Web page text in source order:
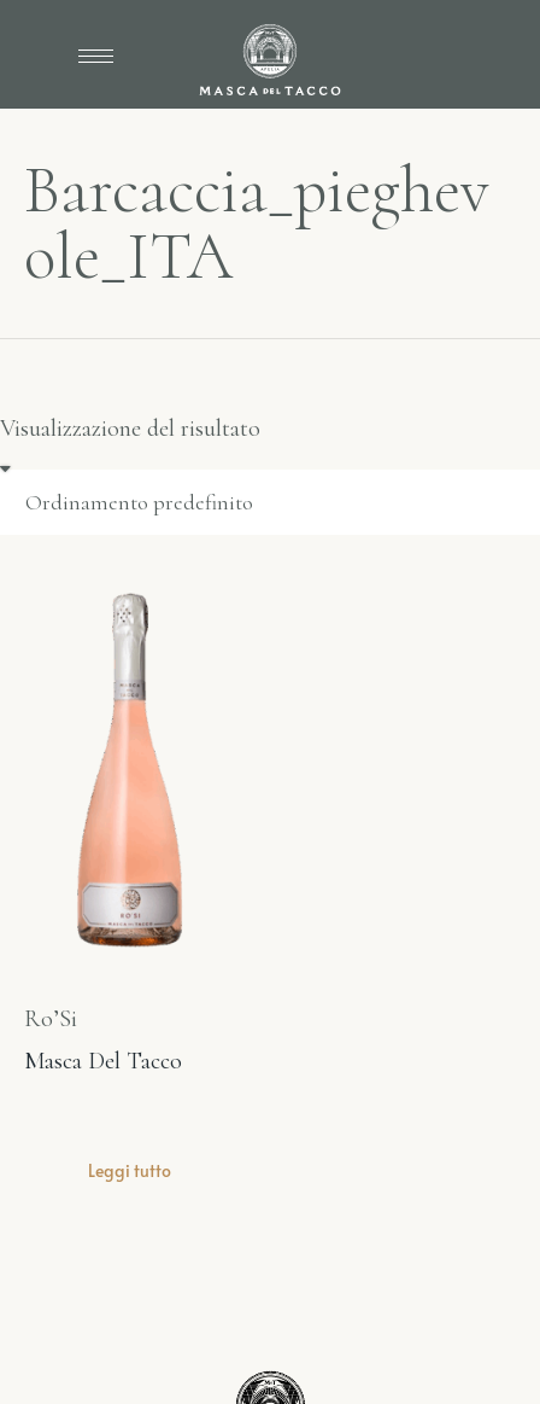
Barcaccia_pieghev
ole_ITA
Visualizzazione del risultato
Ro’Si
Masca Del Tacco
Leggi tutto